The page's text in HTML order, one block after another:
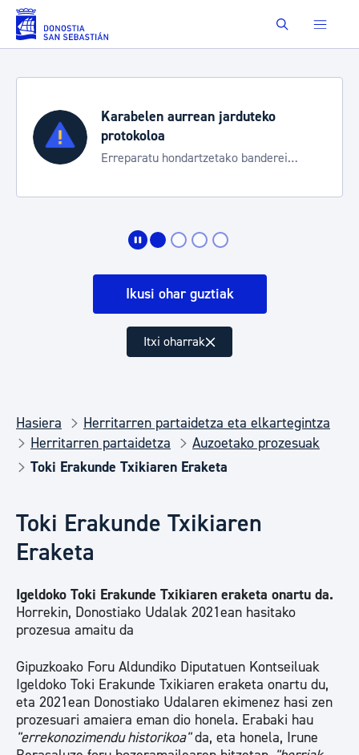
Eduki nagusira joan Buscar
Karabelen aurrean jarduteko
protokoloa
Erreparatu hondartzetako banderei
Ikusi ohar guztiak
Itxi oharrak
Hasiera
Herritarren partaidetza eta elkartegintza
Herritarren partaidetza
Auzoetako prozesuak
Toki Erakunde Txikiaren Eraketa
Toki Erakunde Txikiaren
Eraketa
Igeldoko Toki Erakunde Txikiaren eraketa onartu da.
Horrekin, Donostiako Udalak 2021ean hasitako
prozesua amaitu da
Gipuzkoako Foru Aldundiko Diputatuen Kontseiluak
Igeldoko Toki Erakunde Txikiaren eraketa onartu du,
eta 2021ean Donostiako Udalaren ekimenez hasi zen
prozesuari amaiera eman dio honela. Erabaki hau
"errekonozimendu historikoa"da, eta honela, Irune